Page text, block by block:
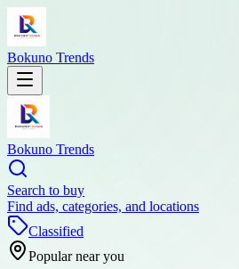
Bokuno Trends
Bokuno Trends
Search to buy
Find ads, categories, and locations
Classified
Popular near you